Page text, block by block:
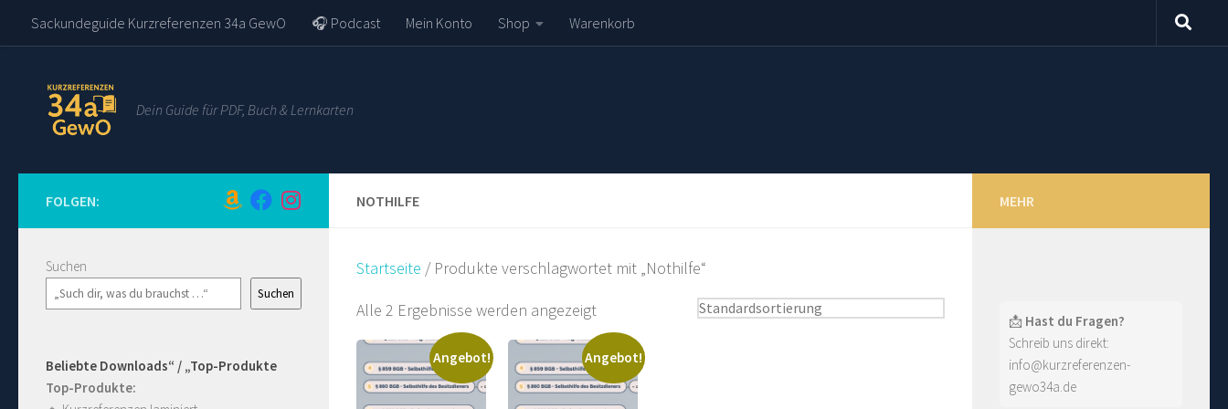
Zum Inhalt springen
Sackundeguide Kurzreferenzen 34a GewO 🎧 Podcast Mein Konto Shop Warenkorb
Dein Guide für PDF, Buch & Lernkarten
NOTHILFE
Startseite / Produkte verschlagwortet mit „Nothilfe“
Alle 2 Ergebnisse werden angezeigt
Angebot! Angebot!
FOLGEN:
Suchen
Suchen
Beliebte Downloads“ / „Top-Produkte
Top-Produkte:
MEHR
📩 Hast du Fragen?
Schreib uns direkt:
info@kurzreferenzen-
gewo34a.de